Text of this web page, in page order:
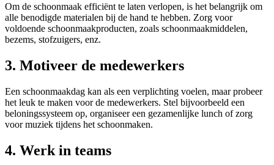
Om de schoonmaak efficiënt te laten verlopen, is het belangrijk om
alle benodigde materialen bij de hand te hebben. Zorg voor
voldoende schoonmaakproducten, zoals schoonmaakmiddelen,
bezems, stofzuigers, enz.
3. Motiveer de medewerkers
Een schoonmaakdag kan als een verplichting voelen, maar probeer
het leuk te maken voor de medewerkers. Stel bijvoorbeeld een
beloningssysteem op, organiseer een gezamenlijke lunch of zorg
voor muziek tijdens het schoonmaken.
4. Werk in teams